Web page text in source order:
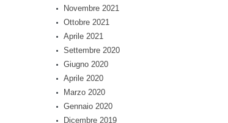
Novembre 2021
Ottobre 2021
Aprile 2021
Settembre 2020
Giugno 2020
Aprile 2020
Marzo 2020
Gennaio 2020
Dicembre 2019